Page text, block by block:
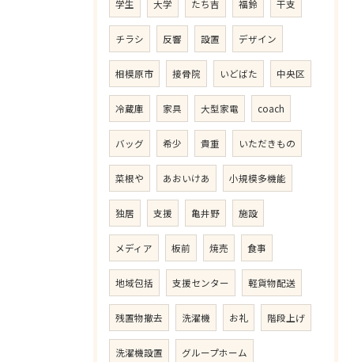
学生 大学 たち吉 福鈴 干支
チラシ 反響 設置 デザイン
相模原市 接骨院 いどばた 中央区
冷蔵庫 家具 大型家電 coach
バッグ 希少 貴重 いただきもの
菜根や あおいけあ 小規模多機能
独居 支援 亀井野 施設
メディア 板前 焼売 食事
地域包括 支援センター 軽貨物配送
残置物撤去 洗濯機 お礼 階段上げ
洗濯機設置 グループホーム